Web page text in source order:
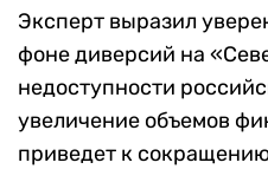
Эксперт выразил
фоне диверсий на
недоступности
увеличение объемов
приведет к